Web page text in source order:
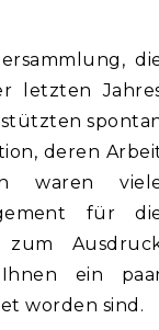
letzten
deren
waren
für
zum
ein
worden sind.